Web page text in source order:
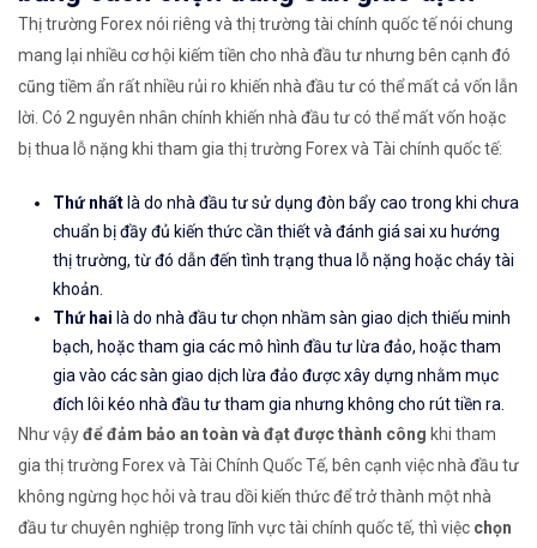
Thị trường Forex nói riêng và thị trường tài chính quốc tế nói chung
mang lại nhiều cơ hội kiếm tiền cho nhà đầu tư nhưng bên cạnh đó
cũng tiềm ẩn rất nhiều rủi ro khiến nhà đầu tư có thể mất cả vốn lẫn
lời. Có 2 nguyên nhân chính khiến nhà đầu tư có thể mất vốn hoặc
bị thua lỗ nặng khi tham gia thị trường Forex và Tài chính quốc tế:
Thứ nhất là do nhà đầu tư sử dụng đòn bẩy cao trong khi chưa
chuẩn bị đầy đủ kiến thức cần thiết và đánh giá sai xu hướng
thị trường, từ đó dẫn đến tình trạng thua lỗ nặng hoặc cháy tài
khoản.
Thứ hai là do nhà đầu tư chọn nhầm sàn giao dịch thiếu minh
bạch, hoặc tham gia các mô hình đầu tư lừa đảo, hoặc tham
gia vào các sàn giao dịch lừa đảo được xây dựng nhằm mục
đích lôi kéo nhà đầu tư tham gia nhưng không cho rút tiền ra.
Như vậyđể đảm bảo an toàn và đạt được thành công khi tham
gia thị trường Forex và Tài Chính Quốc Tế, bên cạnh việc nhà đầu tư
không ngừng học hỏi và trau dồi kiến thức để trở thành một nhà
đầu tư chuyên nghiệp trong lĩnh vực tài chính quốc tế, thì việc chọn